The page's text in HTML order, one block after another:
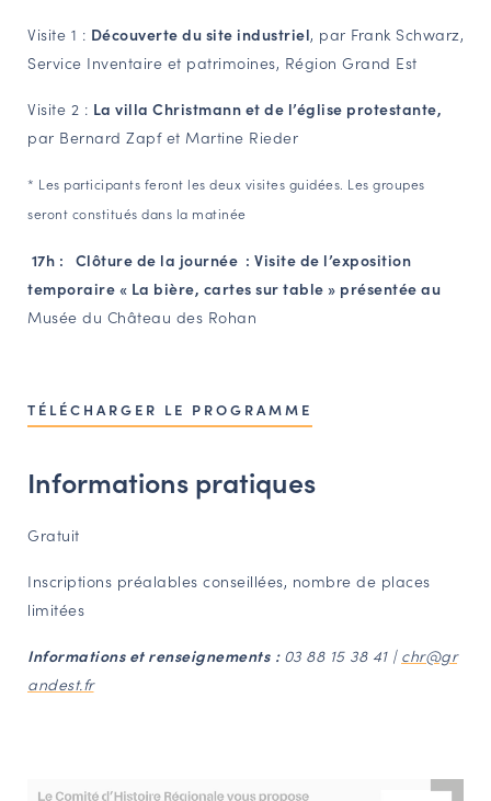
Visite 1 : Découverte du site industriel, par Frank Schwarz,
Service Inventaire et patrimoines, Région Grand Est
Visite 2 : La villa Christmann et de l’église protestante,
par Bernard Zapf et Martine Rieder
* Les participants feront les deux visites guidées. Les groupes
seront constitués dans la matinée
17h : Clôture de la journée : Visite de l’exposition
temporaire « La bière, cartes sur table » présentée au
Musée du Château des Rohan
TÉLÉCHARGER LE PROGRAMME
Informations pratiques
Gratuit
Inscriptions préalables conseillées, nombre de places
limitées
Informations et renseignements : 03 88 15 38 41 | chr@gr
andest.fr